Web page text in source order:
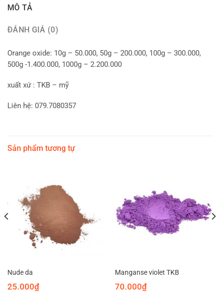
MÔ TẢ
ĐÁNH GIÁ (0)
Orange oxide: 10g – 50.000, 50g – 200.000, 100g – 300.000,
500g -1.400.000, 1000g – 2.200.000
xuất xứ : TKB – mỹ
Liên hệ: 079.7080357
Sản phẩm tương tự
Nude da
25.000₫
Manganse violet TKB
70.000₫